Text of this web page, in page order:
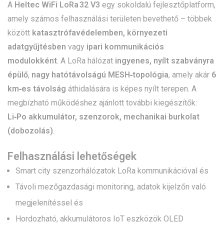
A Heltec WiFi LoRa 32 V3 egy sokoldalú fejlesztőplatform,
amely számos felhasználási területen bevethető – többek
között katasztrófavédelemben, környezeti
adatgyűjtésben vagy ipari kommunikációs
modulokként . A LoRa hálózat ingyenes, nyílt szabványra
épülő, nagy hatótávolságú MESH‑topológia, amely akár 6
km‑es távolság áthidalására is képes nyílt terepen. A
megbízható működéshez ajánlott további kiegészítők:
Li‑Po akkumulátor, szenzorok, mechanikai burkolat
(dobozolás)
Felhasználási lehetőségek
Smart city szenzorhálózatok LoRa kommunikációval és
Távoli mezőgazdasági monitoring, adatok kijelzőn való
megjelenítéssel és
Hordozható, akkumulátoros IoT eszközök OLED